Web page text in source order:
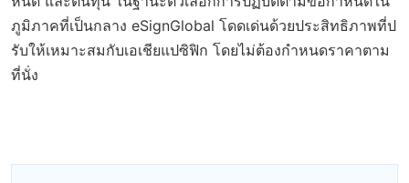
ภูมิภาคที่เป็นกลาง eSignGlobal โดดเด่นด้วยประสิทธิภาพที่ป
รับให้เหมาะสมกับเอเชียแปซิฟิก โดยไม่ต้องกำหนดราคาตาม
ที่นั่ง